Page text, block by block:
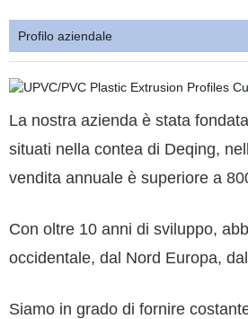
Profilo aziendale
La nostra azienda è stata
situati nella contea di Deqing,
vendita annuale è superiore a
Con oltre 10 anni di sviluppo,
occidentale, dal Nord Europa,
Siamo in grado di fornire